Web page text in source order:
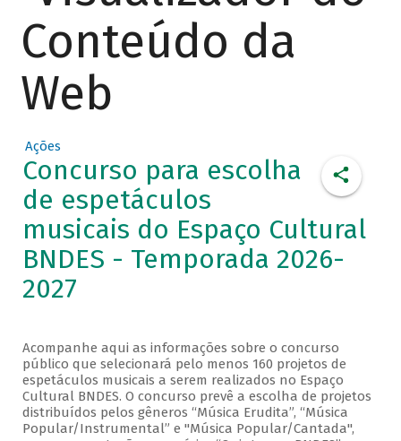
Conteúdo da
Web
Ações
Concurso para escolha
de espetáculos
musicais do Espaço Cultural
BNDES - Temporada 2026-
2027
Acompanhe aqui as informações sobre o concurso
público que selecionará pelo menos 160 projetos de
espetáculos musicais a serem realizados no Espaço
Cultural BNDES. O concurso prevê a escolha de projetos
distribuídos pelos gêneros “Música Erudita”, “Música
Popular/Instrumental” e "Música Popular/Cantada",